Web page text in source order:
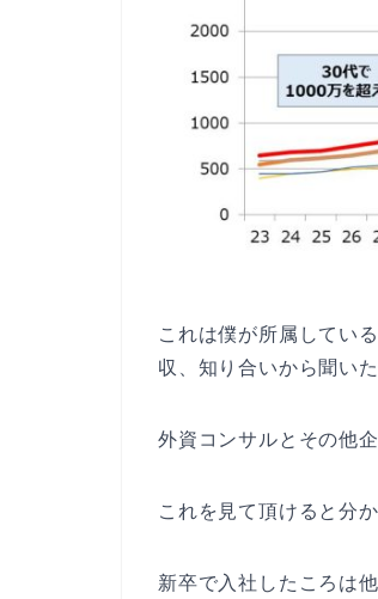
これは僕が所属してい
収、知り合いから聞い
外資コンサルとその他
これを見て頂けると分
新卒で入社したころは